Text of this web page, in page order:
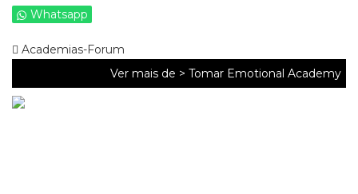
Whatsapp
Academias-Forum
Ver mais de > Tomar Emotional Academy